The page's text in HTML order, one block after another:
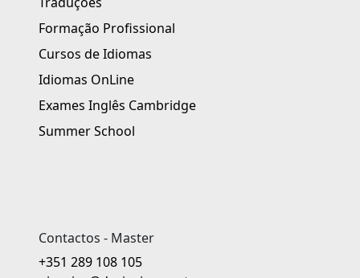
Formação Profissional
Cursos de Idiomas
Idiomas OnLine
Exames Inglês Cambridge
Summer School
Contactos - Master
+351 289 108 105